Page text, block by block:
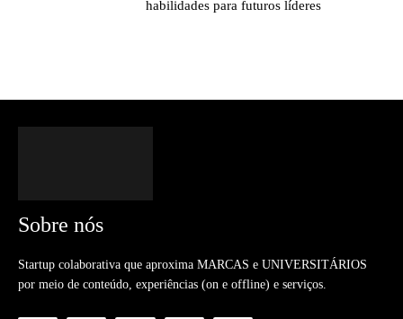
habilidades para futuros líderes
Sobre nós
Startup colaborativa que aproxima MARCAS e UNIVERSITÁRIOS
por meio de conteúdo, experiências (on e offline) e serviços.